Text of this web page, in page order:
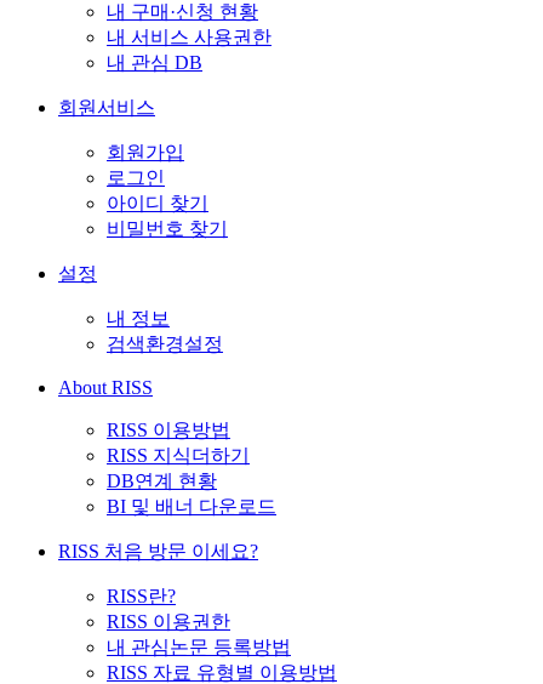
내 구매·신청 현황
내 서비스 사용권한
내 관심 DB
회원서비스
회원가입
로그인
아이디 찾기
비밀번호 찾기
설정
내 정보
검색환경설정
About RISS
RISS 이용방법
RISS 지식더하기
DB연계 현황
BI 및 배너 다운로드
RISS 처음 방문 이세요?
RISS란?
RISS 이용권한
내 관심논문 등록방법
RISS 자료 유형별 이용방법